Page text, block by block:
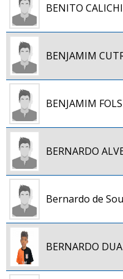
BENITO
BENJAMIM
BENJAMIM
BERNARDO
Bernardo de
BERNARDO